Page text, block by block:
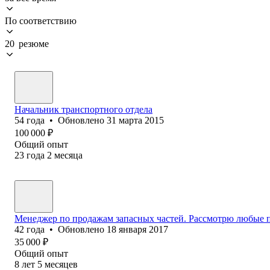
По соответствию
20 резюме
Начальник транспортного отдела
54 года • Обновлено 31 марта 2015
100 000 ₽
Общий опыт
23 года 2 месяца
Менеджер по продажам запасных частей. Рассмотрю любые
42 года • Обновлено 18 января 2017
35 000 ₽
Общий опыт
8 лет 5 месяцев